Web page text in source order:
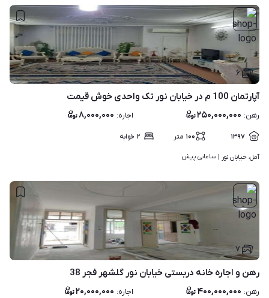
۶
آپارتمان 100 م در خیابان نور تک واحدی خوش قیمت
رهن: ۲۵۰,۰۰۰,۰۰۰ اجاره: ۸,۰۰۰,۰۰۰
۱۳۹۷ ۱۰۰ متر ۲ خوابه
آمل، خیابان نور | ساعاتی پیش
۷
رهن و اجاره خانه دربستی خیابان نور گلشهر فجر 38
رهن: ۴۰۰,۰۰۰,۰۰۰ اجاره: ۲۰,۰۰۰,۰۰۰